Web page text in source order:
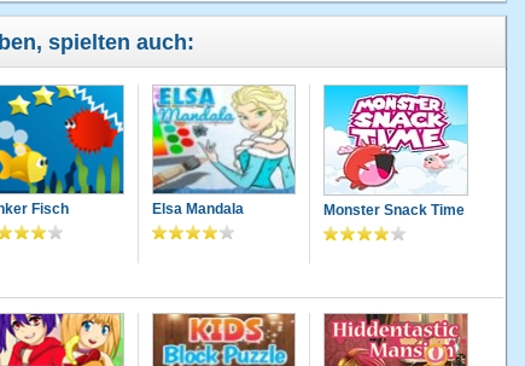
spielten auch:
Fisch Elsa Mandala Monster Snack Time